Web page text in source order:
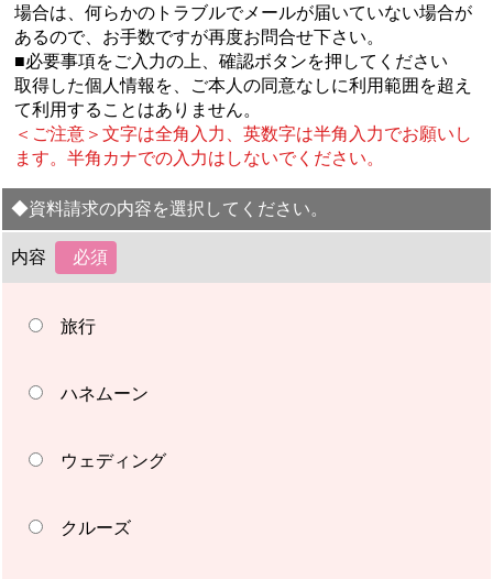
場合は、何らかのトラブルでメールが届いていない場合が
あるので、お手数ですが再度お問合せ下さい。
■必要事項をご入力の上、確認ボタンを押してください
取得した個人情報を、ご本人の同意なしに利用範囲を超え
て利用することはありません。
＜ご注意＞文字は全角入力、英数字は半角入力でお願いし
ます。半角カナでの入力はしないでください。
◆資料請求の内容を選択してください。
内容
旅行
ハネムーン
ウェディング
クルーズ